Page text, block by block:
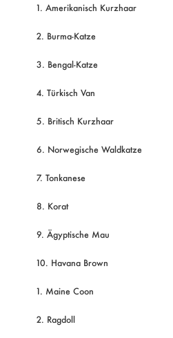
1. Amerikanisch Kurzhaar
2. Burma-Katze
3. Bengal-Katze
4. Türkisch Van
5. Britisch Kurzhaar
6. Norwegische Waldkatze
7. Tonkanese
8. Korat
9. Ägyptische Mau
10. Havana Brown
1. Maine Coon
2. Ragdoll